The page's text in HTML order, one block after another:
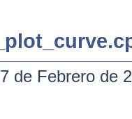
de Febrero de